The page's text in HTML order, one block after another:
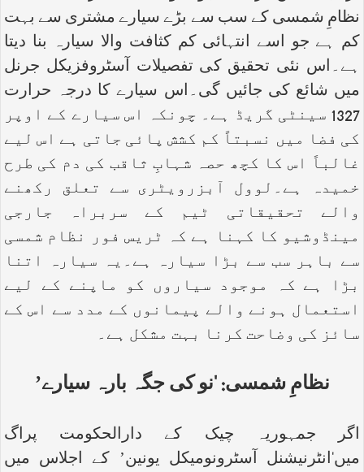
نظامِ شمسی کے سب سے بڑے سیارے مشتری سے بہت
کم ہے جو اسے انتہائی کم کثافت والا سیارہ بنا دیتا
ہے۔اس نئی تحقیق کی تفصیلات آسٹروفزیکل جرنل
میں شائع کی جائیں گی۔اس سیارے کا درجہ حرارت
1327 سینٹی گریڈ ہے۔ چونکہ اس سیارے کے اوپر
کی فضا میں نسبتاً کم کشش پائی جاتی ہے اس لیے
غالباً اس کا کچھ حصہ شہابِ ثاقب کی دم کی طرح
خمیدہ ہے۔لوول آبزرویٹری سے تعلق رکھنے
والے تحقیقاتی ٹیم کے سربراہ جارجی
مینڈوشیو کا کہنا ہے کہ ٹریس فور نظام شمسی
سے باہر سب سے بڑا سیارہ ہے۔یہ سیارہ اتنا
بڑا ہے کہ موجود سیاروں کو ماپنے کے لیے
استعمال ہونے والے پیمانوں کے مدد سے اس کے
سائز کی وضاحت کرنا بہت مشکل ہے۔
نظامِ شمسی: ‘نو کی جگہ بارہ سیارے’
اگر جمہوریہ چیک کے دارالحکومت پراگ
میں‘انٹرنیشنل آسٹرونومیکل یونین’ کے اجلاس میں